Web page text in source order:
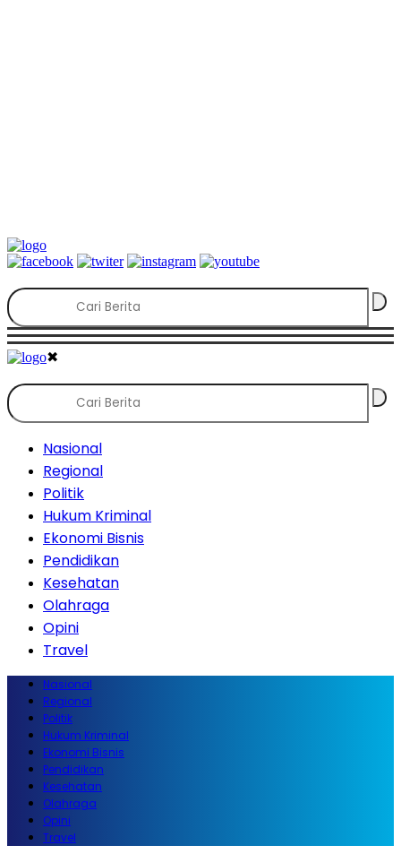
✖
Nasional
Regional
Politik
Hukum Kriminal
Ekonomi Bisnis
Pendidikan
Kesehatan
Olahraga
Opini
Travel
Nasional
Regional
Politik
Hukum Kriminal
Ekonomi Bisnis
Pendidikan
Kesehatan
Olahraga
Opini
Travel